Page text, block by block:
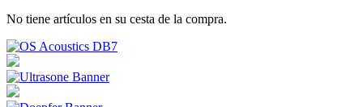
No tiene artículos en su cesta de la compra.